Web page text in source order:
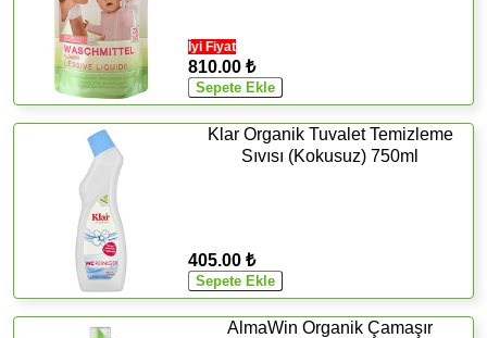
İyi Fiyat
810.00 ₺
Klar Organik Tuvalet Temizleme
Sıvısı (Kokusuz) 750ml
405.00 ₺
AlmaWin Organik Çamaşır